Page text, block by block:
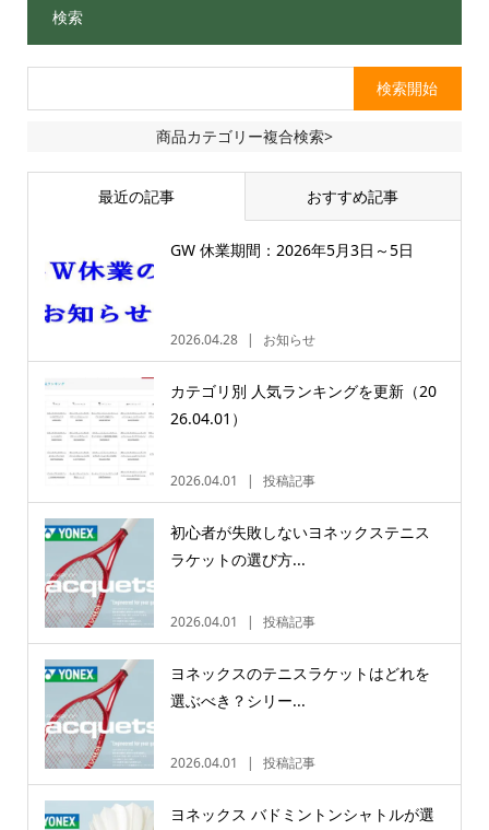
検索
商品カテゴリー複合検索>
最近の記事 おすすめ記事
GW 休業期間：2026年5月3日～5日
2026.04.28 お知らせ
カテゴリ別 人気ランキングを更新（20
26.04.01）
2026.04.01 投稿記事
初心者が失敗しないヨネックステニス
ラケットの選び方...
2026.04.01 投稿記事
ヨネックスのテニスラケットはどれを
選ぶべき？シリー...
2026.04.01 投稿記事
ヨネックス バドミントンシャトルが選